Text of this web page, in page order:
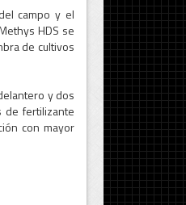
campo y el
HDS se
de cultivos
y dos
de fertilizante
con mayor